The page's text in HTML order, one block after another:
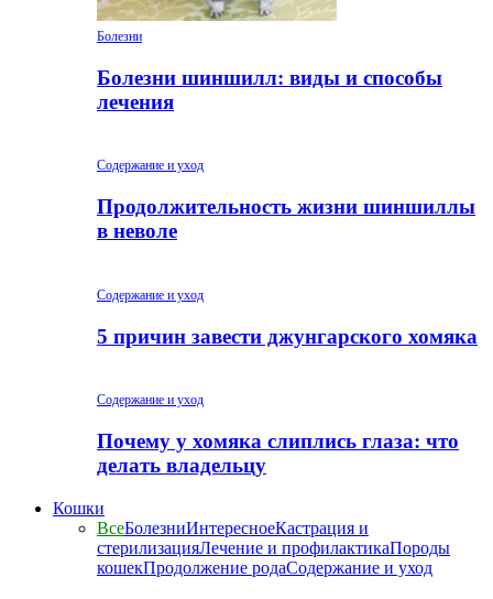
Болезни
Болезни шиншилл: виды и способы
лечения
Содержание и уход
Продолжительность жизни шиншиллы
в неволе
Содержание и уход
5 причин завести джунгарского хомяка
Содержание и уход
Почему у хомяка слиплись глаза: что
делать владельцу
Кошки
ВсеБолезниИнтересноеКастрация и
стерилизацияЛечение и профилактикаПороды
кошекПродолжение родаСодержание и уход